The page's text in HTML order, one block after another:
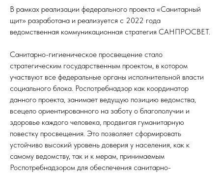
В рамках реализации федерального проекта «Санитарный
щит» разработана и реализуется с 2022 года
ведомственная коммуникационная стратегия САНПРОСВЕТ.
Санитарно-гигиеническое просвещение стало
стратегическим государственным проектом, в котором
участвуют все федеральные органы исполнительной власти
социального блока. Роспотребнадзор как координатор
данного проекта, занимает ведущую позицию ведомства,
всецело ориентированного на заботу о благополучии и
здоровье каждого человека, продвигая гуманитарную
повестку просвещения. Это позволяет сформировать
устойчиво высокий уровень доверия у населения, как к
самому ведомству, так и к мерам, принимаемым
Роспотребнадзором для обеспечения санитарно-